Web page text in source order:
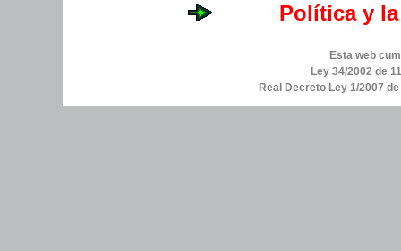
Política y
Esta web
Ley 34/2002 de
Real Decreto Ley 1/2007